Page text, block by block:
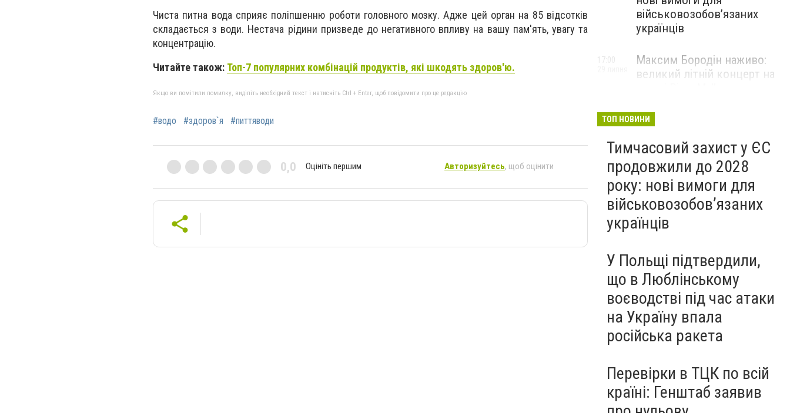
Чиста питна вода сприяє поліпшенню роботи головного мозку. Адже цей орган на 85 відсотків
складається з води. Нестача рідини призведе до негативного впливу на вашу пам'ять, увагу та
концентрацію.
Читайте також: Топ-7 популярних комбінацій продуктів, які шкодять здоров'ю.
Якщо ви помітили помилку, виділіть необхідний текст і натисніть Ctrl + Enter, щоб повідомити про це редакцію
#водо #здоров`я #питтяводи
0,0 Оцініть першим Авторизуйтесь, щоб оцінити
військовозобов’язаних
українців
Максим Бородін наживо:
великий літній концерт на
17:00
ТОП НОВИНИ
Тимчасовий захист у ЄС
продовжили до 2028
року: нові вимоги для
військовозобов’язаних
українців
У Польщі підтвердили,
що в Люблінському
воєводстві під час атаки
на Україну впала
російська ракета
Перевірки в ТЦК по всій
країні: Генштаб заявив